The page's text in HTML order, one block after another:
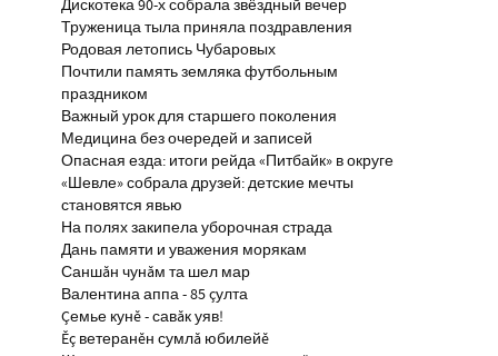
Дискотека 90-х собрала звёздный вечер
Труженица тыла приняла поздравления
Родовая летопись Чубаровых
Почтили память земляка футбольным
праздником
Важный урок для старшего поколения
Медицина без очередей и записей
Опасная езда: итоги рейда «Питбайк» в округе
«Шевле» собрала друзей: детские мечты
становятся явью
На полях закипела уборочная страда
Дань памяти и уважения морякам
Саншăн чунăм та шел мар
Валентина аппа - 85 çулта
Çемье кунĕ - савăк уяв!
Ĕç ветеранĕн сумлă юбилейĕ